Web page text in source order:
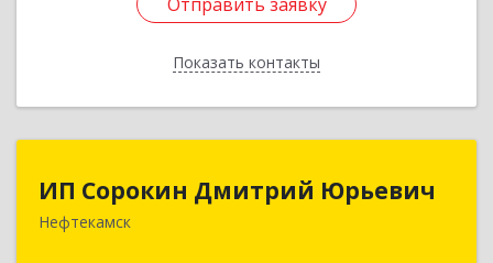
Показать контакты
Назад
ИП Сорокин Дмитрий Юрьевич
Нефтекамск
ИП Сорокин Дмитрий Юрьевич
452684, Башкортостан Респ, Нефтекамск г,